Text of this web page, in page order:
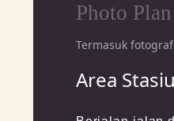
Photo Plan
Termasuk
Area